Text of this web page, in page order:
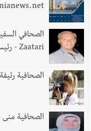
Zaatari - رئيس التحرير
الصحافية
الصحافية منى